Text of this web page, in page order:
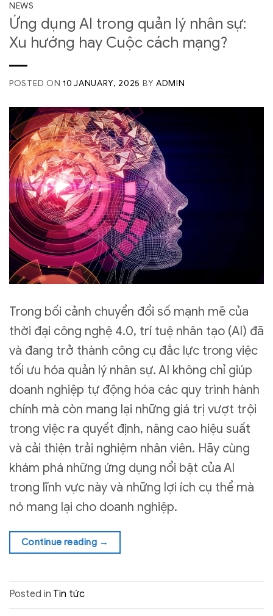
NEWS
Ứng dụng AI trong quản lý nhân sự:
Xu hướng hay Cuộc cách mạng?
POSTED ON 10 JANUARY, 2025 BYADMIN
Trong bối cảnh chuyển đổi số mạnh mẽ của
thời đại công nghệ 4.0, trí tuệ nhân tạo (AI) đã
và đang trở thành công cụ đắc lực trong việc
tối ưu hóa quản lý nhân sự. AI không chỉ giúp
doanh nghiệp tự động hóa các quy trình hành
chính mà còn mang lại những giá trị vượt trội
trong việc ra quyết định, nâng cao hiệu suất
và cải thiện trải nghiệm nhân viên. Hãy cùng
khám phá những ứng dụng nổi bật của AI
trong lĩnh vực này và những lợi ích cụ thể mà
nó mang lại cho doanh nghiệp.
Continue reading →
Posted in Tin tức